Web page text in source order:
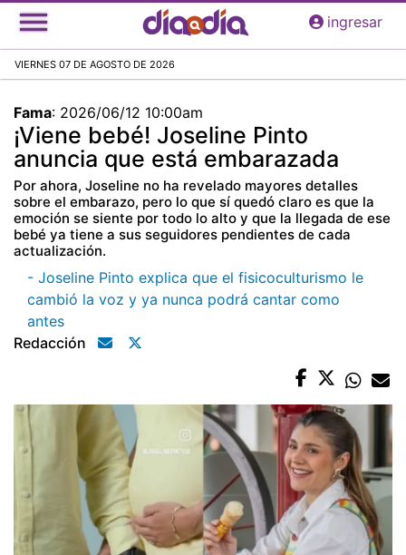
Pasar
al
principal
ingresar
VIERNES 07 DE AGOSTO DE 2026
Fama: 2026/06/12 10:00am
¡Viene bebé! Joseline Pinto
anuncia que está embarazada
Por ahora, Joseline no ha revelado mayores detalles
sobre el embarazo, pero lo que sí quedó claro es que la
emoción se siente por todo lo alto y que la llegada de ese
bebé ya tiene a sus seguidores pendientes de cada
actualización.
- Joseline Pinto explica que el fisicoculturismo le
cambió la voz y ya nunca podrá cantar como
antes
Redacción